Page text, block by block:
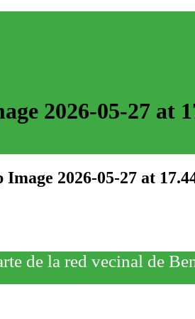
2026-05-27 at
2026-05-27 at
de la red vecinal de